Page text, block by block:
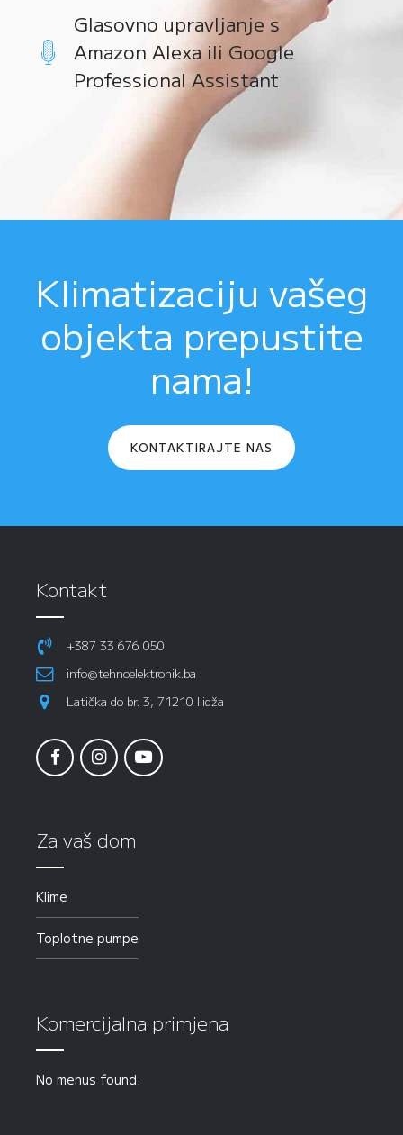
Glasovno upravljanje s
Amazon Alexa ili Google
Professional Assistant
Klimatizaciju vašeg
objekta prepustite
nama!
KONTAKTIRAJTE NAS
Kontakt
+387 33 676 050
info@tehnoelektronik.ba
Latička do br. 3, 71210 Ilidža
Za vaš dom
Klime
Toplotne pumpe
Komercijalna primjena
No menus found.